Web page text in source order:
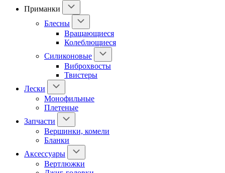
Приманки
Блесны
Вращающиеся
Колеблющиеся
Силиконовые
Виброхвосты
Твистеры
Лески
Монофильные
Плетеные
Запчасти
Вершинки, комели
Бланки
Аксессуары
Вертлюжки